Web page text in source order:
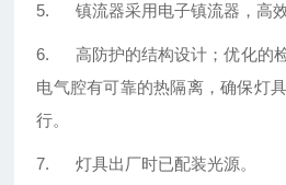
5. 镇流器采用电子镇流器，高效
6. 高防护的结构设计；优化的
电气腔有可靠的热隔离，确保灯
行。
7. 灯具出厂时已配装光源。